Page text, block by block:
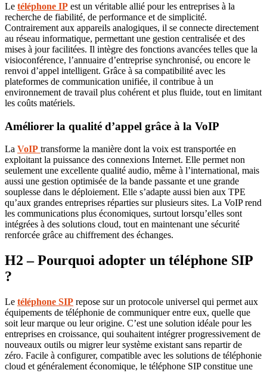
Le téléphone IP est un véritable allié pour les entreprises à la
recherche de fiabilité, de performance et de simplicité.
Contrairement aux appareils analogiques, il se connecte directement
au réseau informatique, permettant une gestion centralisée et des
mises à jour facilitées. Il intègre des fonctions avancées telles que la
visioconférence, l’annuaire d’entreprise synchronisé, ou encore le
renvoi d’appel intelligent. Grâce à sa compatibilité avec les
plateformes de communication unifiée, il contribue à un
environnement de travail plus cohérent et plus fluide, tout en limitant
les coûts matériels.
Améliorer la qualité d’appel grâce à la VoIP
La VoIP transforme la manière dont la voix est transportée en
exploitant la puissance des connexions Internet. Elle permet non
seulement une excellente qualité audio, même à l’international, mais
aussi une gestion optimisée de la bande passante et une grande
souplesse dans le déploiement. Elle s’adapte aussi bien aux TPE
qu’aux grandes entreprises réparties sur plusieurs sites. La VoIP rend
les communications plus économiques, surtout lorsqu’elles sont
intégrées à des solutions cloud, tout en maintenant une sécurité
renforcée grâce au chiffrement des échanges.
H2 – Pourquoi adopter un téléphone SIP
?
Le téléphone SIP repose sur un protocole universel qui permet aux
équipements de téléphonie de communiquer entre eux, quelle que
soit leur marque ou leur origine. C’est une solution idéale pour les
entreprises en croissance, qui souhaitent intégrer progressivement de
nouveaux outils ou migrer leur système existant sans repartir de
zéro. Facile à configurer, compatible avec les solutions de téléphonie
cloud et généralement économique, le téléphone SIP constitue une